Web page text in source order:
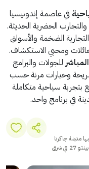
في عاصمة إندونيسيا
والتجارب الحضرية الحديثة.
الضخمة والأسواق
ومحبي الاستكشاف.
للجولات والبرامج
وخيارات مرنة حسب
بتجربة سياحية متكاملة
في برنامج واحد.
مدينة جاكرتا
بشكل خاص وأندونيسيا بشكل عام ويقع المتحف في شارع بينتو 27 في شرق